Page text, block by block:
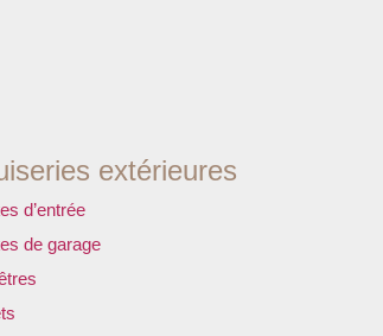
extérieures
d’entrée
de garage